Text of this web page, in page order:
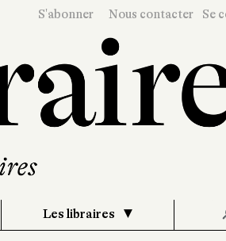
S'abonner Nous contacter Se
Les libraires